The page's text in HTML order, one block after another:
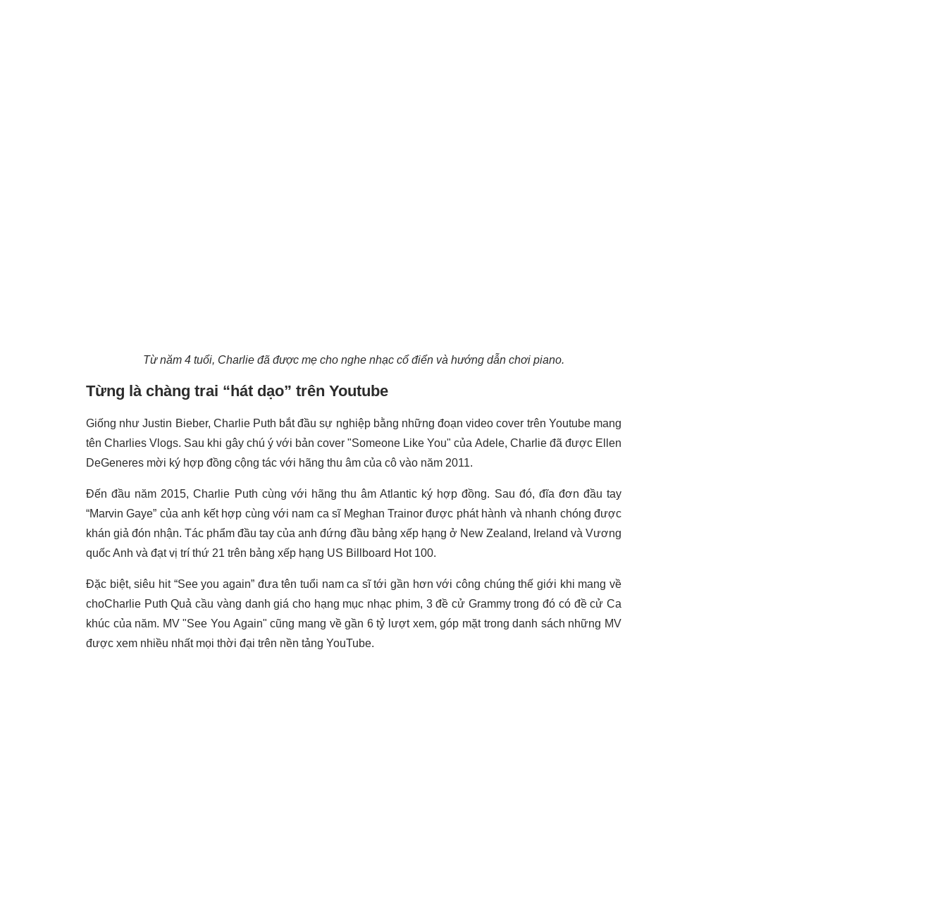
Từ năm 4 tuổi, Charlie đã được mẹ cho nghe nhạc cổ điển và hướng dẫn chơi piano.
Từng là chàng trai “hát dạo” trên Youtube
Giống như Justin Bieber, Charlie Puth bắt đầu sự nghiệp bằng những đoạn video cover trên Youtube mang
tên Charlies Vlogs. Sau khi gây chú ý với bản cover "Someone Like You" của Adele, Charlie đã được Ellen
DeGeneres mời ký hợp đồng cộng tác với hãng thu âm của cô vào năm 2011.
Đến đầu năm 2015, Charlie Puth cùng với hãng thu âm Atlantic ký hợp đồng. Sau đó, đĩa đơn đầu tay
“Marvin Gaye” của anh kết hợp cùng với nam ca sĩ Meghan Trainor được phát hành và nhanh chóng được
khán giả đón nhận. Tác phẩm đầu tay của anh đứng đầu bảng xếp hạng ở New Zealand, Ireland và Vương
quốc Anh và đạt vị trí thứ 21 trên bảng xếp hạng US Billboard Hot 100.
Đặc biệt, siêu hit “See you again” đưa tên tuổi nam ca sĩ tới gần hơn với công chúng thế giới khi mang về
choCharlie Puth Quả cầu vàng danh giá cho hạng mục nhạc phim, 3 đề cử Grammy trong đó có đề cử Ca
khúc của năm. MV "See You Again" cũng mang về gần 6 tỷ lượt xem, góp mặt trong danh sách những MV
được xem nhiều nhất mọi thời đại trên nền tảng YouTube.